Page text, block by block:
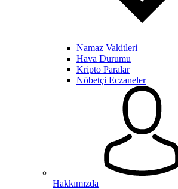
Namaz Vakitleri
Hava Durumu
Kripto Paralar
Nöbetçi Eczaneler
Hakkımızda